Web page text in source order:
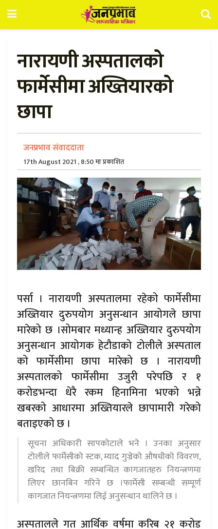
नारायणी अस्पतालको
फार्मेसीमा अख्तियारको
छापा
जनप्रभाव संवाददाता
17th August 2021 , 8:50 मा प्रकाशित
पर्सा । नारायणी अस्पतालमा रहेको फार्मेसीमा
अख्तियार दुरुपयोग अनुसन्धान आयोगले छापा
मारेको छ ।सोमबार मध्यान्ह अख्तियार दुरुपयोग
अनुसन्धान आयोगक हेटौडाको टोलीले अस्पताल
को फार्मेसीमा छापा मारेको छ । नारायणी
अस्पतालको फार्मेसीमा उजुरी परेपछि र १
करोडभन्दा धेरै रकम हिनामिना भएको भन्ने
खबरको आधारमा अख्तियारले छापामारी गरेको
बताइएको छ ।
सूचना अधिकारी सापकोटाले भने । उनका अनुसार
टोलीले फार्मेसीको स्टक, म्याद गुज्रेको औषधीको विवरण,
खरिद तथा बिक्री सम्बन्धित कागजातहरु नियन्त्रणमा
लिएर छानबिन गरिने छ ।फार्मेसी सम्बन्धी सम्पूर्ण
कागजात नियन्त्रणमा लिई अनुसन्धान थालिने छ ।
अस्पतालले गत आर्थिक वर्षमा करिब २१ करोड